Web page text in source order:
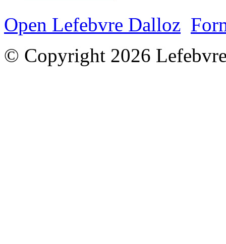
Open Lefebvre Dalloz
© Copyright 2026